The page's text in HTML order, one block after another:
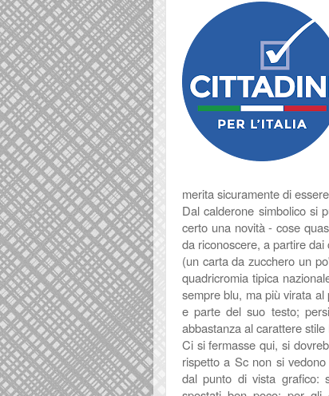
merita sicuramente di
Dal calderone simbolico si
certo una novità - cose
da riconoscere, a partire
(un carta da zucchero un
quadricromia tipica
sempre blu, ma più virata
e parte del suo testo;
abbastanza al carattere
Ci si fermasse qui, si
rispetto a Sc non si
dal punto di vista grafico: